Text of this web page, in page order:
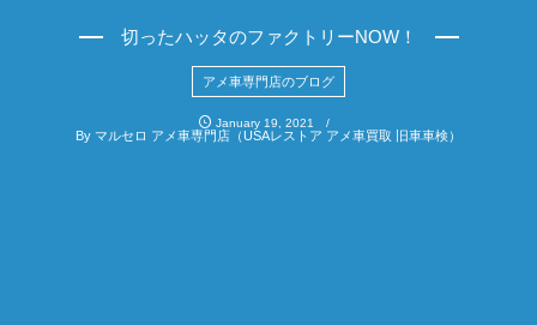
切ったハッタのファクトリーNOW！
アメ車専門店のブログ
January 19 2021
By マルセロ アメ車専門店（USAレストア アメ車買取 旧車車検）